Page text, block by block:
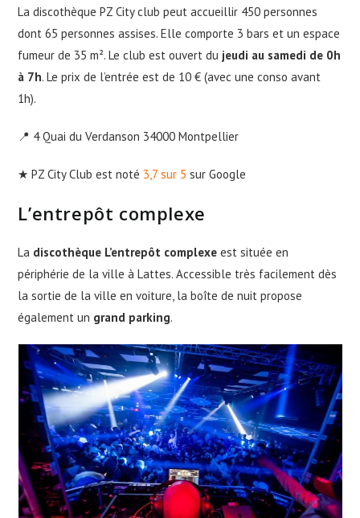
La discothèque PZ City club peut accueillir 450 personnes
dont 65 personnes assises. Elle comporte 3 bars et un espace
fumeur de 35 m². Le club est ouvert du jeudi au samedi de 0h
à 7h. Le prix de l’entrée est de 10 € (avec une conso avant
1h).
📍 4 Quai du Verdanson 34000 Montpellier
★ PZ City Club est noté 3,7 sur 5 sur Google
L’entrepôt complexe
La discothèque L’entrepôt complexe est située en
périphérie de la ville à Lattes. Accessible très facilement dès
la sortie de la ville en voiture, la boîte de nuit propose
également un grand parking.